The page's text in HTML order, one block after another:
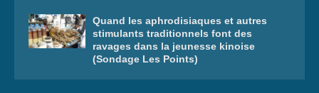
Quand les aphrodisiaques et autres
stimulants traditionnels font des
ravages dans la jeunesse kinoise
(Sondage Les Points)